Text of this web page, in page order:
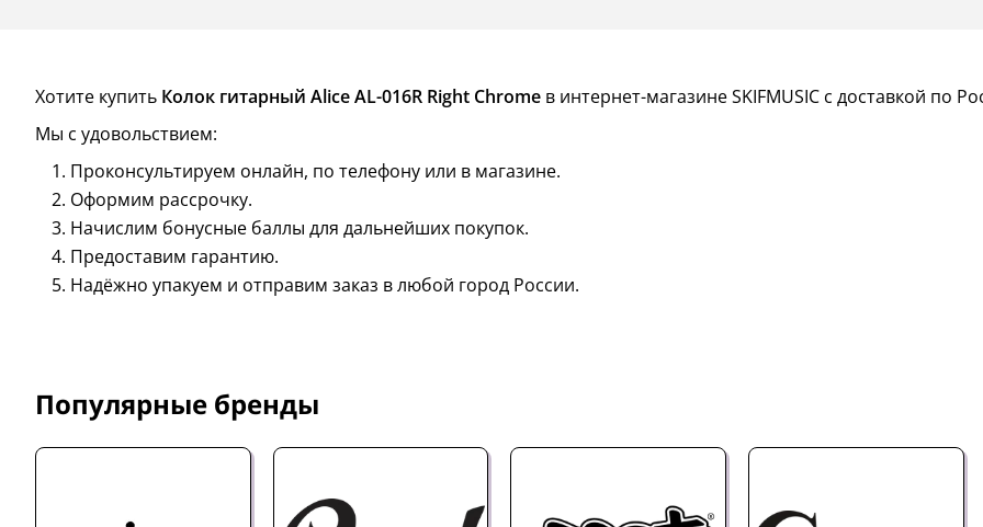
Хотите купить Колок гитарный Alice AL-016R Right Chrome в интернет-магазине SKIFMUSIC с доставкой по
Мы с удовольствием:
Проконсультируем онлайн, по телефону или в магазине.
Оформим рассрочку.
Начислим бонусные баллы для дальнейших покупок.
Предоставим гарантию.
Надёжно упакуем и отправим заказ в любой город России.
Популярные бренды